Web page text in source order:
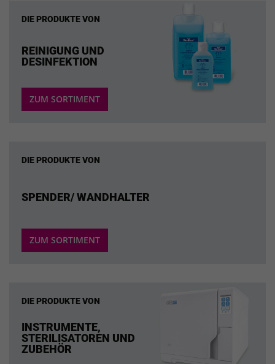
DIE PRODUKTE VON
REINIGUNG UND
DESINFEKTION
ZUM SORTIMENT
DIE PRODUKTE VON
SPENDER/ WANDHALTER
ZUM SORTIMENT
DIE PRODUKTE VON
INSTRUMENTE,
STERILISATOREN UND
ZUBEHÖR